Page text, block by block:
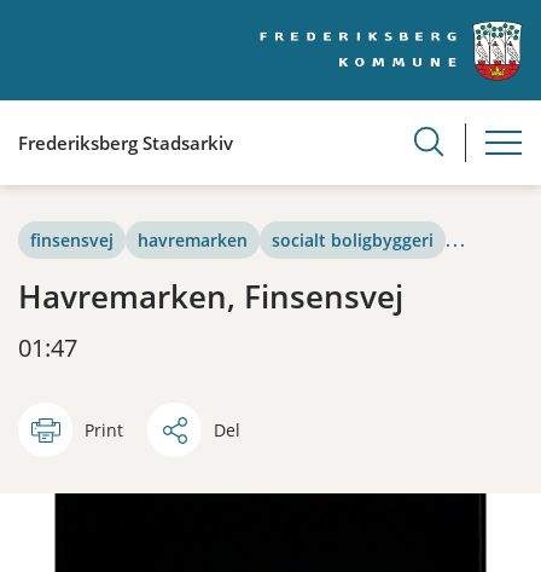
Frederiksberg Stadsarkiv
finsensvej havremarken socialt boligbyggeri ...
Havremarken, Finsensvej
01:47
Print Del